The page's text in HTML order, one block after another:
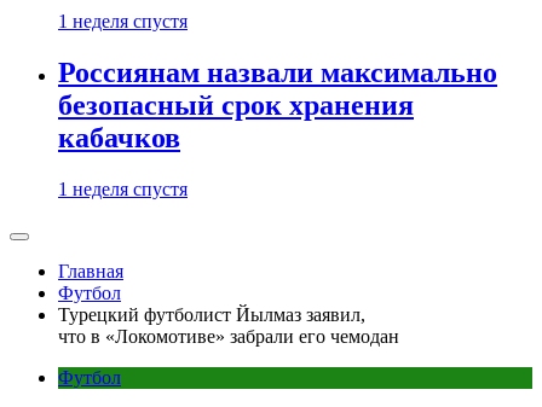
1 неделя спустя
Россиянам назвали максимально
безопасный срок хранения
кабачков
1 неделя спустя
Главная
Футбол
Турецкий футболист Йылмаз заявил,
что в «Локомотиве» забрали его чемодан
Футбол